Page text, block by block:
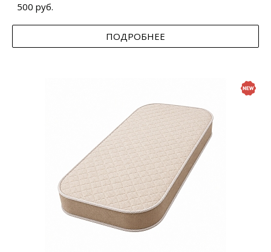
500 руб.
ПОДРОБНЕЕ